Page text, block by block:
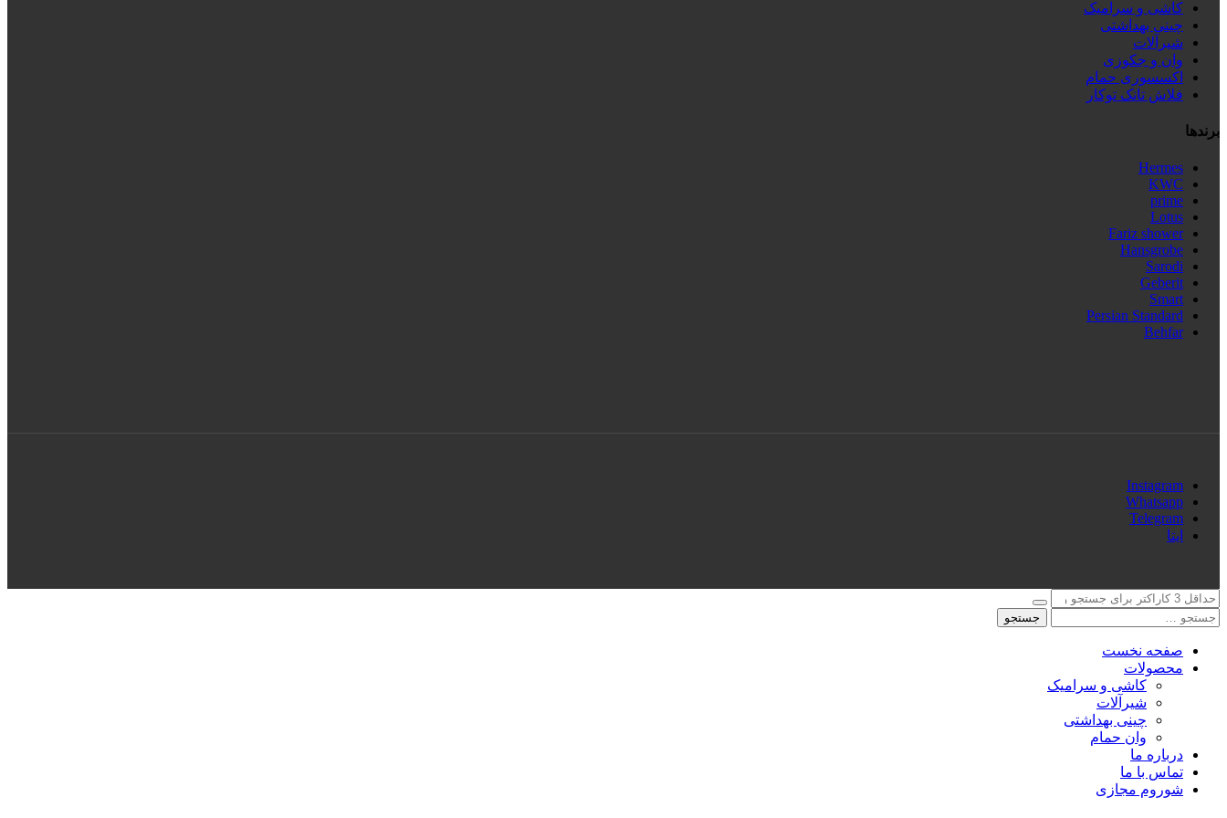
کاشی و سرامیک
چینی بهداشتی
شیرآلات
وان و جکوزی
اکسسوری حمام
فلاش تانک توکار
برندها
Hermes
KWC
prime
Lotus
Fariz shower
Hansgrobe
Sarodi
Geberit
Smart
Persian Standard
Behfar
Instagram
Whatsapp
Telegram
ایتا
جستجو
صفحه نخست
محصولات
کاشی و سرامیک
شیرآلات
چینی بهداشتی
وان حمام
درباره ما
تماس با ما
شوروم مجازی